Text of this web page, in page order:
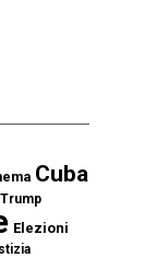
Cuba
Elezioni